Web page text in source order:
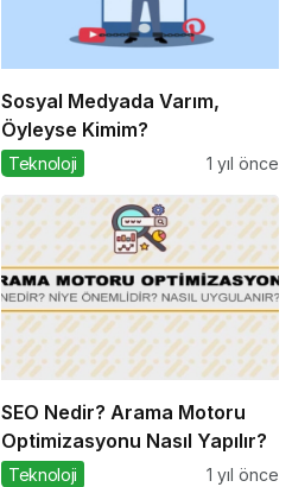
Sosyal Medyada Varım,
Öyleyse Kimim?
Teknoloji 1 yıl önce
SEO Nedir? Arama Motoru
Optimizasyonu Nasıl Yapılır?
Teknoloji 1 yıl önce